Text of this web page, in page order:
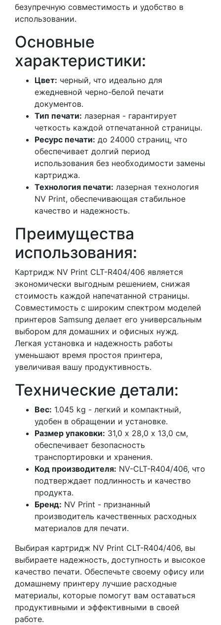
безупречную совместимость и удобство в
использовании.
Основные
характеристики:
Цвет: черный, что идеально для
ежедневной черно-белой печати
документов.
Тип печати: лазерная - гарантирует
четкость каждой отпечатанной страницы.
Ресурс печати: до 24000 страниц, что
обеспечивает долгий период
использования без необходимости замены
картриджа.
Технология печати: лазерная технология
NV Print, обеспечивающая стабильное
качество и надежность.
Преимущества
использования:
Картридж NV Print CLT-R404/406 является
экономически выгодным решением, снижая
стоимость каждой напечатанной страницы.
Совместимость с широким спектром моделей
принтеров Samsung делает его универсальным
выбором для домашних и офисных нужд.
Легкая установка и надежность работы
уменьшают время простоя принтера,
увеличивая вашу продуктивность.
Технические детали:
Вес: 1.045 kg - легкий и компактный,
удобен в обращении и установке.
Размер упаковки: 31,0 х 28,0 х 13,0 см,
обеспечивает безопасность
транспортировки и хранения.
Код производителя: NV-CLT-R404/406, что
подтверждает подлинность и качество
продукта.
Бренд: NV Print - признанный
производитель качественных расходных
материалов для печати.
Выбирая картридж NV Print CLT-R404/406, вы
выбираете надежность, доступность и высокое
качество печати. Обеспечьте своему офису или
домашнему принтеру лучшие расходные
материалы, которые помогут вам оставаться
продуктивными и эффективными в своей
работе.